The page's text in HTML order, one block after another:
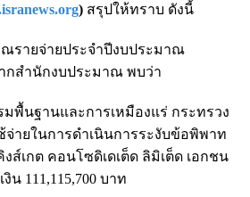
) สรุปให้ทราบ ดังนี้
รายจ่ายประจำปีงบประมาณ
ากสำนักงบประมาณ พบว่า
พื้นฐานและการเหมืองแร่ กระทรวง
ายในการดำเนินการระงับข้อพิพาท
ส์เกต คอนโซดิเดเต็ด ลิมิเต็ด เอกชน
น 111,115,700 บาท